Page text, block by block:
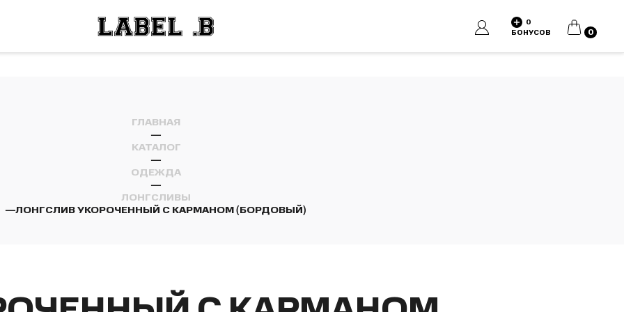
0
БОНУСОВ
КОРЗИНА
0
ГЛАВНАЯ
—
КАТАЛОГ
—
ОДЕЖДА
—
ЛОНГСЛИВЫ
—ЛОНГСЛИВ УКОРОЧЕННЫЙ С КАРМАНОМ (БОРДОВЫЙ)